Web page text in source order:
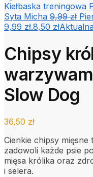
Kiełbaska treningowa
Syta Micha 9,99zł
9,99 zł.8,50 zł
Chipsy
Slow Dog
36,50 zł
Cienkie chipsy
zadowoli każde psie
mięsa królika oraz
i selera.